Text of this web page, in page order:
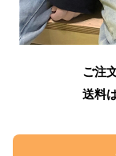
ご注
送料